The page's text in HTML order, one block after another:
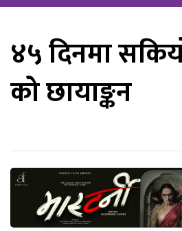
४५ दिनमा
को छायाङ्कन